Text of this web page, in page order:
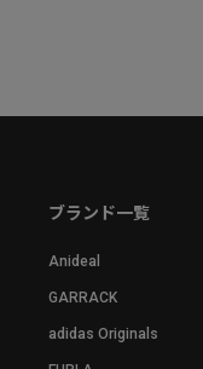
ブランド一覧
Anideal
GARRACK
adidas Originals